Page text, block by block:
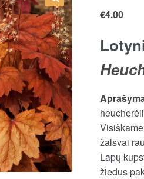
€4.00
žalsvai
Lapų
žiedus